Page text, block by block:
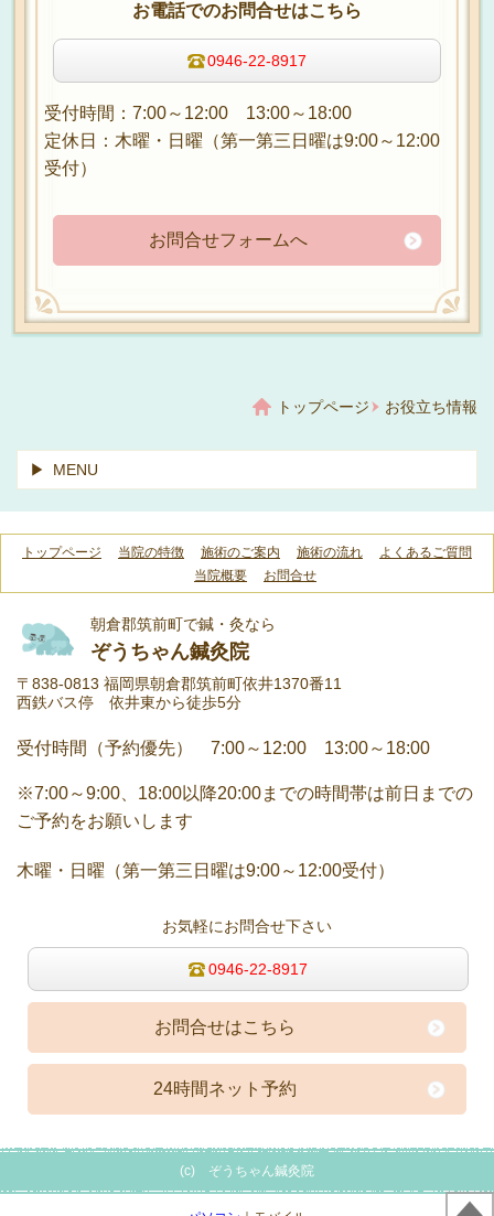
お電話でのお問合せはこちら
0946-22-8917
受付時間：7:00～12:00 13:00～18:00
定休日：木曜・日曜（第一第三日曜は9:00～12:00
受付）
お問合せフォームへ
トップページ お役立ち情報
MENU
トップページ 当院の特徴 施術のご案内 施術の流れ
よくあるご質問
当院概要
お問合せ
朝倉郡筑前町で鍼・灸なら
ぞうちゃん鍼灸院
〒838-0813 福岡県朝倉郡筑前町依井1370番11
西鉄バス停 依井東から徒歩5分
受付時間（予約優先） 7:00～12:00 13:00～18:00
※7:00～9:00、18:00以降20:00までの時間帯は前日までの
ご予約をお願いします
木曜・日曜（第一第三日曜は9:00～12:00受付）
お気軽にお問合せ下さい
0946-22-8917
お問合せはこちら
24時間ネット予約
(c) ぞうちゃん鍼灸院